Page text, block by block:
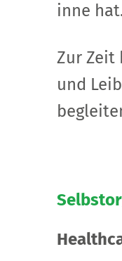
inne
Zur Zeit
und